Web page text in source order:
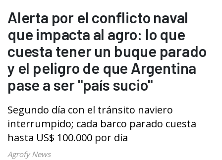
Alerta por el conflicto naval
que impacta al agro: lo que
cuesta tener un buque parado
y el peligro de que Argentina
pase a ser "país sucio"
Segundo día con el tránsito naviero
interrumpido; cada barco parado cuesta
hasta US$ 100.000 por día
Agrofy News